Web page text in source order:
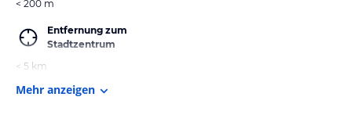
< 200 m
Entfernung zum
Stadtzentrum
< 5 km
Mehr anzeigen